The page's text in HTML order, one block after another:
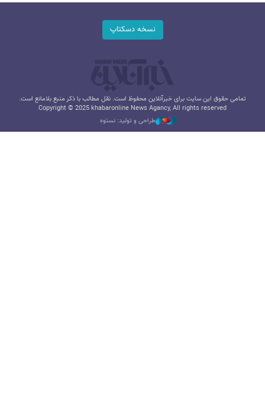
نسخه دسکتاپ
تمامی حقوق این سایت برای خبرآنلاین محفوظ است. نقل مطالب با ذکر منبع بلامانع است.
Copyright © 2025 khabaronline News Agancy, All rights reserved
طراحی و تولید: نستوه